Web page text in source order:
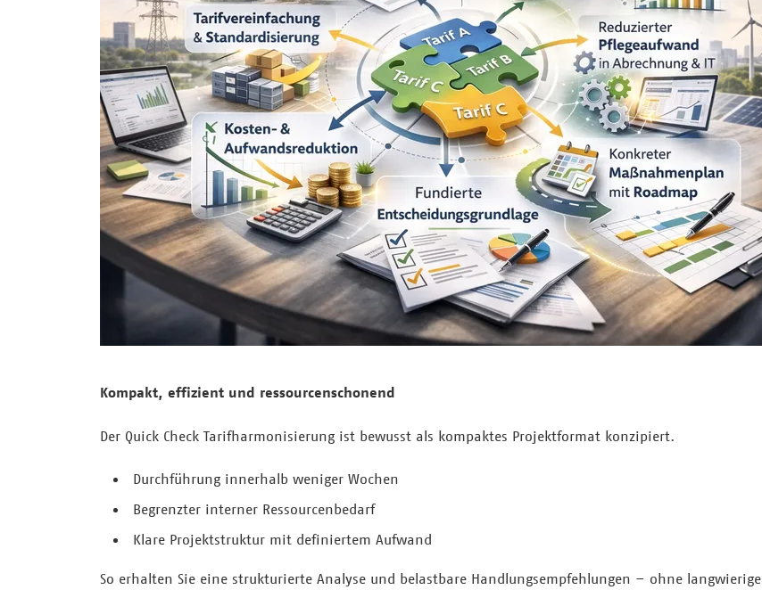
Kompakt, effizient und ressourcenschonend
Der Quick Check Tarifharmonisierung ist bewusst als kompaktes Projektformat konzipiert.
Durchführung innerhalb weniger Wochen
Begrenzter interner Ressourcenbedarf
Klare Projektstruktur mit definiertem Aufwand
So erhalten Sie eine strukturierte Analyse und belastbare Handlungsempfehlungen – ohne langwierige